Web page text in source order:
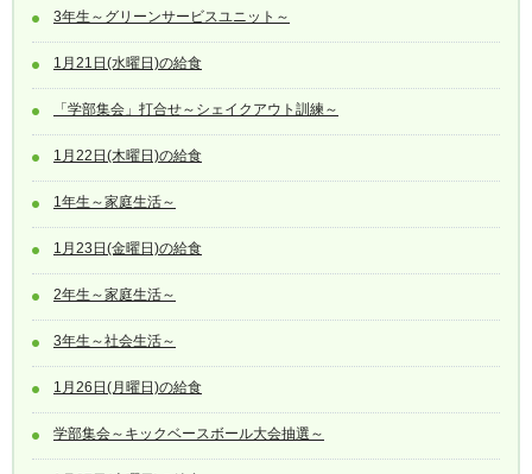
3年生～グリーンサービスユニット～
1月21日(水曜日)の給食
「学部集会」打合せ～シェイクアウト訓練～
1月22日(木曜日)の給食
1年生～家庭生活～
1月23日(金曜日)の給食
2年生～家庭生活～
3年生～社会生活～
1月26日(月曜日)の給食
学部集会～キックベースボール大会抽選～